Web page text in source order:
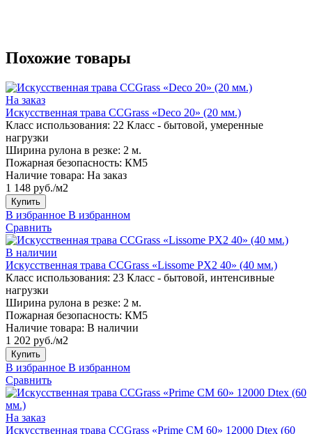
Похожие товары
На заказ
Искусственная трава CCGrass «Deco 20» (20 мм.)
Класс использования: 22 Класс - бытовой, умеренные
нагрузки
Ширина рулона в резке: 2 м.
Пожарная безопасность: КМ5
Наличие товара: На заказ
1 148 руб./м2
Купить
В избранное В избранном
Сравнить
В наличии
Искусственная трава CCGrass «Lissome PX2 40» (40 мм.)
Класс использования: 23 Класс - бытовой, интенсивные
нагрузки
Ширина рулона в резке: 2 м.
Пожарная безопасность: КМ5
Наличие товара: В наличии
1 202 руб./м2
Купить
В избранное В избранном
Сравнить
На заказ
Искусственная трава CCGrass «Prime CM 60» 12000 Dtex (60